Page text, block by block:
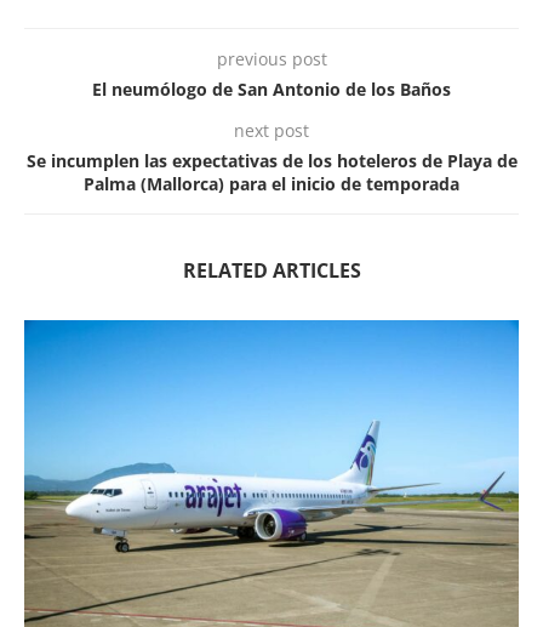
previous post
El neumólogo de San Antonio de los Baños
next post
Se incumplen las expectativas de los hoteleros de Playa de
Palma (Mallorca) para el inicio de temporada
RELATED ARTICLES